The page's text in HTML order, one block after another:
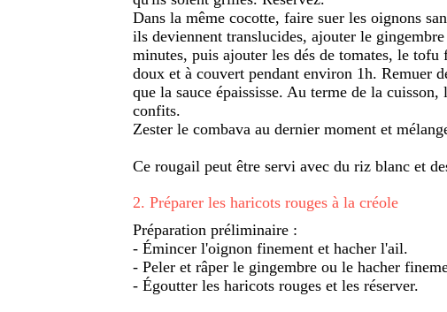
Dans la même cocotte, faire suer les oignons
ils deviennent translucides, ajouter le
minutes, puis ajouter les dés de tomates, le
doux et à couvert pendant environ 1h. Remuer
que la sauce épaississe. Au terme de la
confits.
Zester le combava au dernier moment et
Ce rougail peut être servi avec du riz blanc et
2. Préparer les haricots rouges à la créole
Préparation préliminaire :
- Émincer l'oignon finement et hacher l'ail.
- Peler et râper le gingembre ou le hacher
- Égoutter les haricots rouges et les réserver.